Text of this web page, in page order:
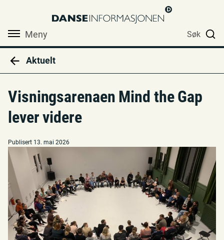
Meny Søk
Aktuelt
Visningsarenaen Mind the Gap
lever videre
Publisert 13. mai 2026